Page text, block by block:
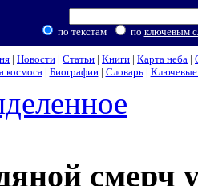
по текстам по ключевым
| Новости | Статьи | Книги | Карта неба |
космоса| Биографии| Словарь| Ключевые
смерч